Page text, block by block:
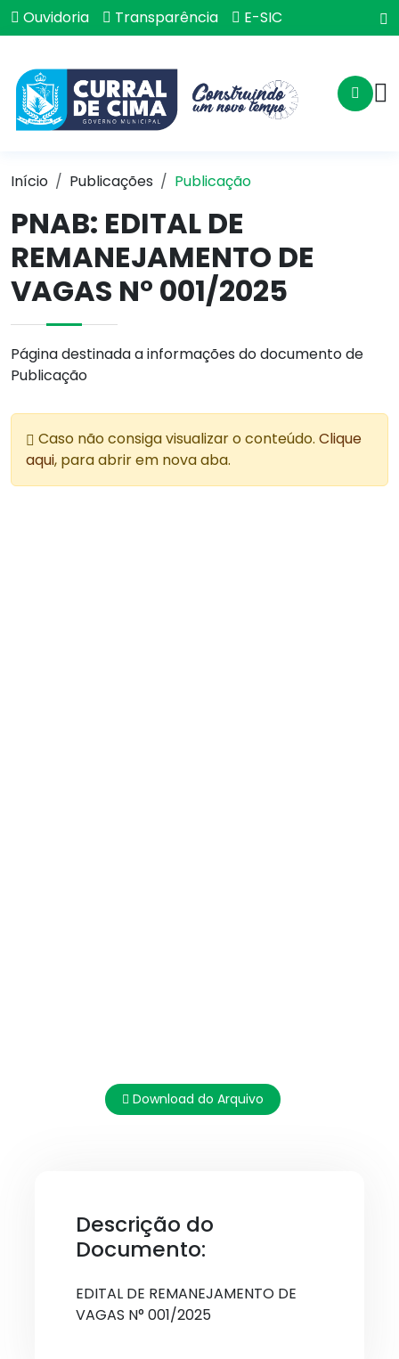
Ouvidoria Transparência E-SIC
Início Publicações Publicação
PNAB: EDITAL DE
REMANEJAMENTO DE
VAGAS N° 001/2025
Página destinada a informações do documento de
Publicação
Caso não consiga visualizar o conteúdo. Clique
aqui, para abrir em nova aba.
Download do Arquivo
Descrição do
Documento:
EDITAL DE REMANEJAMENTO DE
VAGAS N° 001/2025